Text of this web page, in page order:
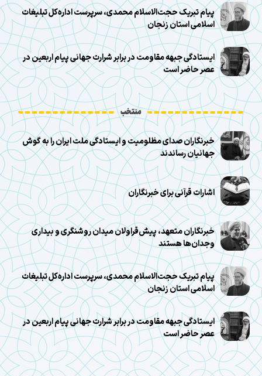
پیام تبریک حجت‌الاسلام محمدی، سرپرست اداره‌کل تبلیغات
اسلامی استان زنجان
ایستادگی جبهه مقاومت در برابر شرارت جهانی پیام اربعین در
عصر حاضر است
منتخب
خبرنگاران صدای مظلومیت و ایستادگی ملت ایران را به گوش
جهانیان رساندند
اشارات قرآنی برای خبرنگاران
خبرنگاران متعهد، پیش‌قراولان میدان روشنگری و بیداری
وجدان‌ها هستند
پیام تبریک حجت‌الاسلام محمدی، سرپرست اداره‌کل تبلیغات
اسلامی استان زنجان
ایستادگی جبهه مقاومت در برابر شرارت جهانی پیام اربعین در
عصر حاضر است